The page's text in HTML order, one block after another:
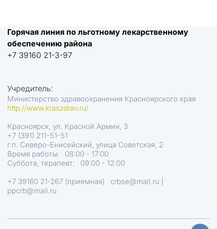
Горячая линия по льготному лекарственному
обеспечению района
+7 39160 21-3-97
Учредитель:
Министерство здравоохранения Красноярского края
http://www.kraszdrav.ru/
Красноярск, ул. Красной Армии, 3
+7 (391) 211-51-51
г.п. Северо-Енисейский, улица Советская, 2
Время работы:   08:00 - 17:00
Суббота, терапевт:   09:00 - 12:00
+7 39160 21-267 (приемная)   crbse@mail.ru |
ppcrb@mail.ru